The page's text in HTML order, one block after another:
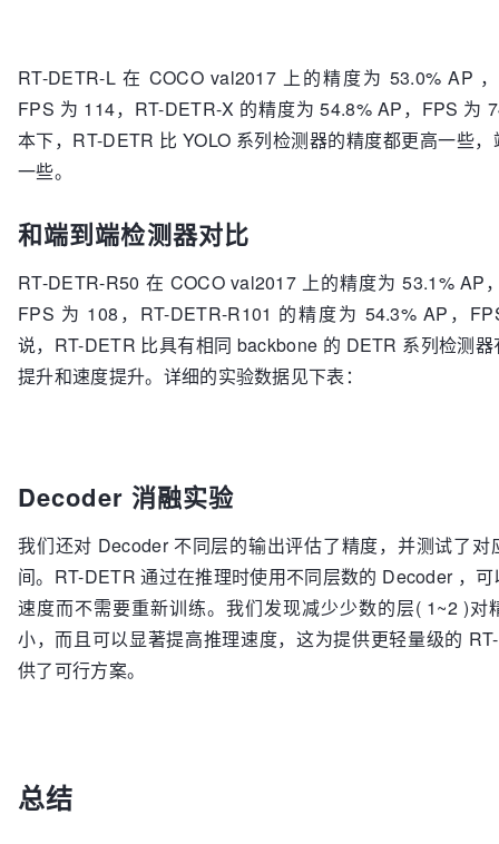
RT-DETR-L 在 COCO val2017 上的精度为 53.0% AP
FPS 为 114，RT-DETR-X 的精度为 54.8% AP，FPS 为
本下，RT-DETR 比 YOLO 系列检测器的精度都更高一些
一些。
和端到端检测器对比
RT-DETR-R50 在 COCO val2017 上的精度为 53.1% AP
FPS 为 108，RT-DETR-R101 的精度为 54.3% AP，
说，RT-DETR 比具有相同 backbone 的 DETR 系列检测
提升和速度提升。详细的实验数据见下表：
Decoder 消融实验
我们还对 Decoder 不同层的输出评估了精度，并测试了对
间。RT-DETR 通过在推理时使用不同层数的 Decoder ，
速度而不需要重新训练。我们发现减少少数的层( 1~2 )对
小，而且可以显著提高推理速度，这为提供更轻量级的
供了可行方案。
总结